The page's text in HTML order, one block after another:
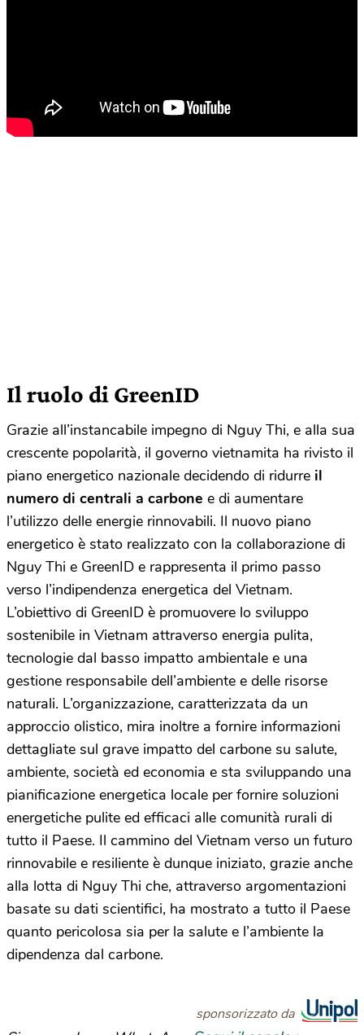
Il ruolo di GreenID
Grazie all’instancabile impegno di Nguy Thi, e alla sua
crescente popolarità, il governo vietnamita ha rivisto il
piano energetico nazionale decidendo di ridurre il
numero di centrali a carbone e di aumentare
l’utilizzo delle energie rinnovabili. Il nuovo piano
energetico è stato realizzato con la collaborazione di
Nguy Thi e GreenID e rappresenta il primo passo
verso l’indipendenza energetica del Vietnam.
L’obiettivo di GreenID è promuovere lo sviluppo
sostenibile in Vietnam attraverso energia pulita,
tecnologie dal basso impatto ambientale e una
gestione responsabile dell’ambiente e delle risorse
naturali. L’organizzazione, caratterizzata da un
approccio olistico, mira inoltre a fornire informazioni
dettagliate sul grave impatto del carbone su salute,
ambiente, società ed economia e sta sviluppando una
pianificazione energetica locale per fornire soluzioni
energetiche pulite ed efficaci alle comunità rurali di
tutto il Paese. Il cammino del Vietnam verso un futuro
rinnovabile e resiliente è dunque iniziato, grazie anche
alla lotta di Nguy Thi che, attraverso argomentazioni
basate su dati scientifici, ha mostrato a tutto il Paese
quanto pericolosa sia per la salute e l’ambiente la
dipendenza dal carbone.
sponsorizzato da